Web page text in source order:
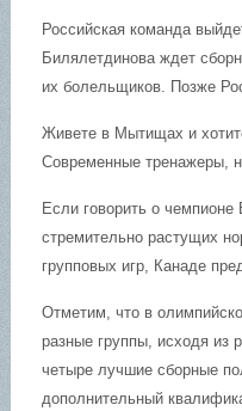
Российская команда
Билялетдинова ждет
их болельщиков. Позже
Живете в Мытищах и
Современные тренажеры,
Если говорить о чемпионе
стремительно растущих
групповых игр, Канаде
Отметим, что в
разные группы, исходя из
четыре лучшие сборные
дополнительный